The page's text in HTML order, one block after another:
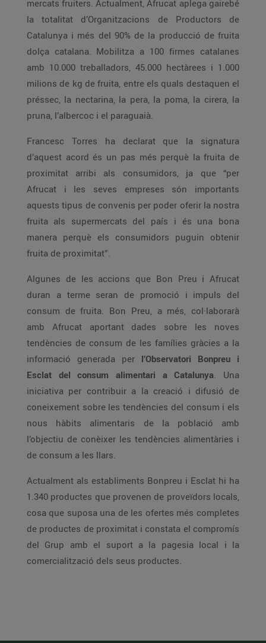
mercats fruiters. Actualment, Afrucat aplega gairebé
la totalitat d’Organitzacions de Productors de
Catalunya i més del 90% de la producció de fruita
dolça catalana. Mobilitza a 100 firmes catalanes
amb 10.000 treballadors, 45.000 hectàrees i 1.000
milions de kg de fruita, entre els quals destaquen el
préssec, la nectarina, la pera, la poma, la cirera, la
pruna, l’albercoc i el paraguaià.
Francesc Torres ha declarat que la signatura
d’aquest acord és un pas més perquè la fruita de
proximitat arribi als consumidors, ja que “per
Afrucat i les seves empreses són importants
aquests tipus de convenis per poder oferir la nostra
fruita als supermercats del país i és una bona
manera perquè els consumidors puguin obtenir
fruita de proximitat”.
Algunes de les accions que Bon Preu i Afrucat
duran a terme seran de promoció i impuls del
consum de fruita. Bon Preu, a més, col·laborarà
amb Afrucat aportant dades sobre les noves
tendències de consum de les famílies gràcies a la
informació generada per l’Observatori Bonpreu i
Esclat del consum alimentari a Catalunya. Una
iniciativa per contribuir a la creació i difusió de
coneixement sobre les tendències del consum i els
nous hàbits alimentaris de la població amb
l’objectiu de conèixer les tendències alimentàries i
de consum a les llars.
Actualment als establiments Bonpreu i Esclat hi ha
1.340 productes que provenen de proveïdors locals,
cosa que suposa una de les ofertes més completes
de productes de proximitat i constata el compromís
del Grup amb el suport a la pagesia local i la
comercialització dels seus productes.